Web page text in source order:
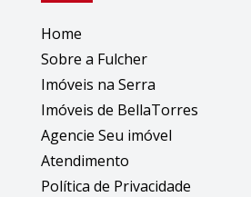
Home
Sobre a Fulcher
Imóveis na Serra
Imóveis de BellaTorres
Agencie Seu imóvel
Atendimento
Política de Privacidade